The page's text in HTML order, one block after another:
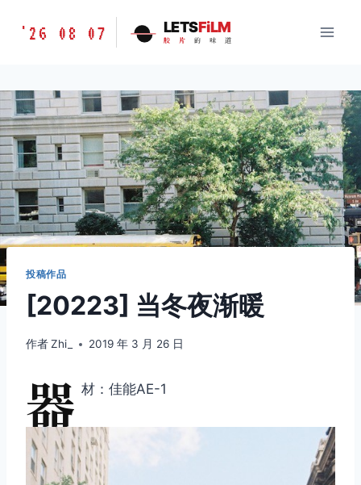
胶
味
道
LETSFILM
'26 08 07 LETSFiLM
胶 片 的 味 道
投稿作品
[20223] 当冬夜渐暖
作者Zhi_ 2019 年 3 月 26 日
器 材：佳能AE-1